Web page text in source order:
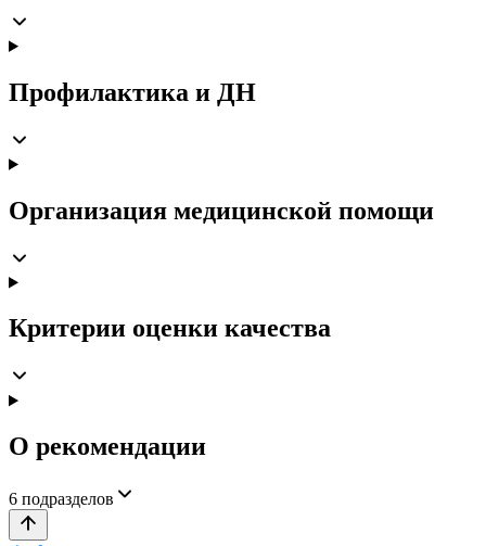
Профилактика и ДН
Организация медицинской помощи
Критерии оценки качества
О рекомендации
6 подразделов